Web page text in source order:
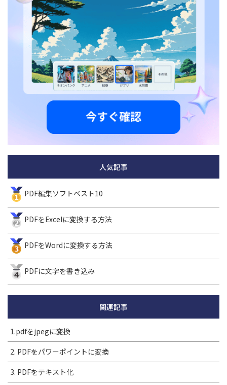
人気記事
PDF編集ソフトベスト10
PDFをExcelに変換する方法
PDFをWordに変換する方法
PDFに文字を書き込み
関連記事
1.pdfをjpegに変換
2. PDFをパワーポイントに変換
3. PDFをテキスト化